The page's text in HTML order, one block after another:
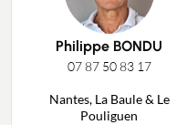
Philippe BONDU
07 87 50 83 17
Nantes, La Baule & Le
Pouliguen